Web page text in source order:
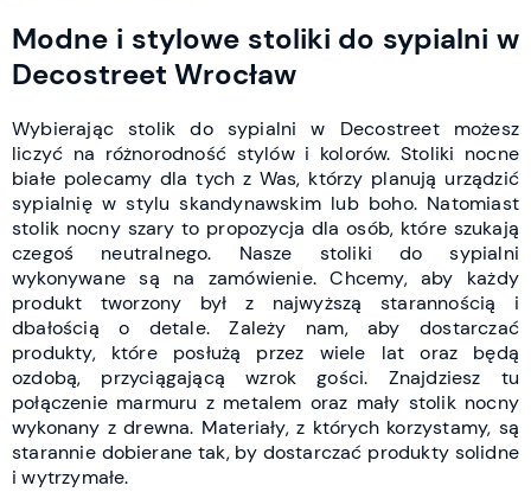
Modne i stylowe stoliki do sypialni w
Decostreet Wrocław
Wybierając stolik do sypialni w Decostreet możesz
liczyć na różnorodność stylów i kolorów. Stoliki nocne
białe polecamy dla tych z Was, którzy planują urządzić
sypialnię w stylu skandynawskim lub boho. Natomiast
stolik nocny szary to propozycja dla osób, które szukają
czegoś neutralnego. Nasze stoliki do sypialni
wykonywane są na zamówienie. Chcemy, aby każdy
produkt tworzony był z najwyższą starannością i
dbałością o detale. Zależy nam, aby dostarczać
produkty, które posłużą przez wiele lat oraz będą
ozdobą, przyciągającą wzrok gości. Znajdziesz tu
połączenie marmuru z metalem oraz mały stolik nocny
wykonany z drewna. Materiały, z których korzystamy, są
starannie dobierane tak, by dostarczać produkty solidne
i wytrzymałe.